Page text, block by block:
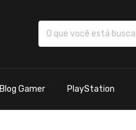
Blog Gamer PlayStation